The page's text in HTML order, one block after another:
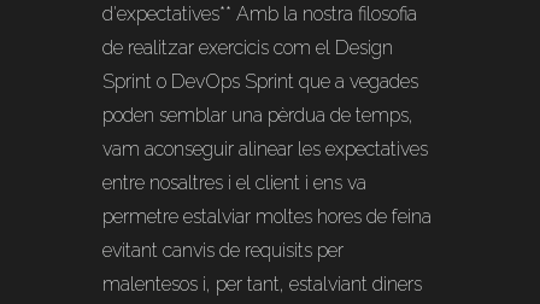
d'expectatives** Amb la nostra filosofia
de realitzar exercicis com el Design
Sprint o DevOps Sprint que a vegades
poden semblar una pèrdua de temps,
vam aconseguir alinear les expectatives
entre nosaltres i el client i ens va
permetre estalviar moltes hores de feina
evitant canvis de requisits per
malentesos i, per tant, estalviant diners